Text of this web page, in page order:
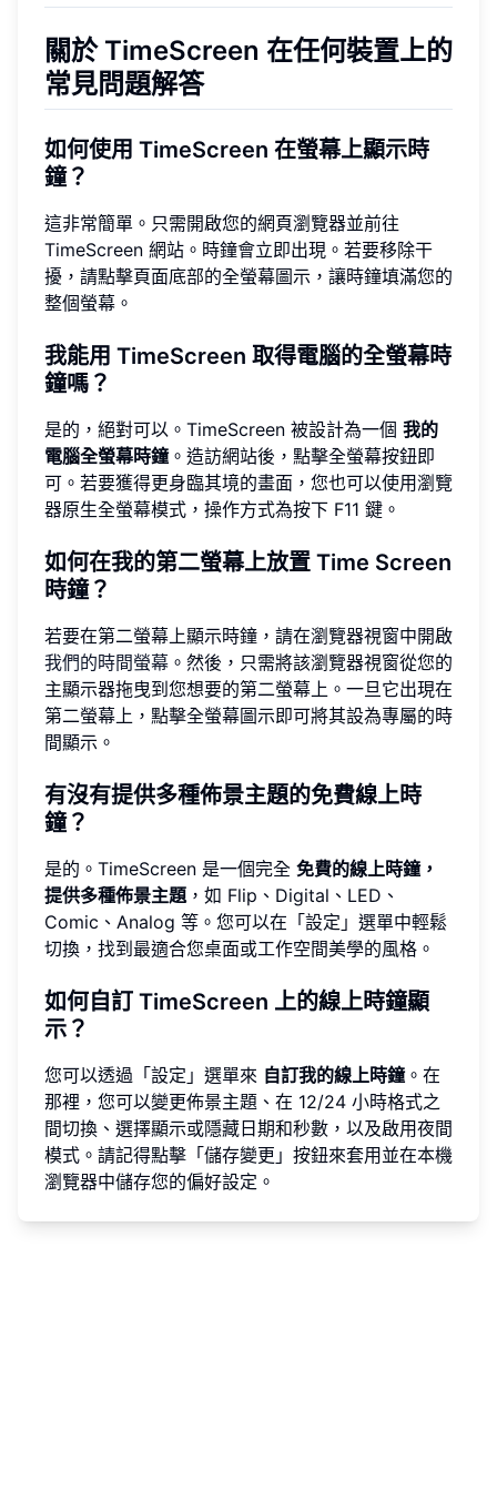
關於 TimeScreen 在任何裝置上的
常見問題解答
如何使用 TimeScreen 在螢幕上顯示時
鐘？
這非常簡單。只需開啟您的網頁瀏覽器並前往
TimeScreen 網站。時鐘會立即出現。若要移除干
擾，請點擊頁面底部的全螢幕圖示，讓時鐘填滿您的
整個螢幕。
我能用 TimeScreen 取得電腦的全螢幕時
鐘嗎？
是的，絕對可以。TimeScreen 被設計為一個 我的
電腦全螢幕時鐘。造訪網站後，點擊全螢幕按鈕即
可。若要獲得更身臨其境的畫面，您也可以使用瀏覽
器原生全螢幕模式，操作方式為按下 F11 鍵。
如何在我的第二螢幕上放置 Time Screen
時鐘？
若要在第二螢幕上顯示時鐘，請在瀏覽器視窗中開啟
我們的時間螢幕 。然後，只需將該瀏覽器視窗從您的
主顯示器拖曳到您想要的第二螢幕上。一旦它出現在
第二螢幕上，點擊全螢幕圖示即可將其設為專屬的時
間顯示。
有沒有提供多種佈景主題的免費線上時
鐘？
是的。TimeScreen 是一個完全 免費的線上時鐘，
提供多種佈景主題，如 Flip、Digital、LED、
Comic、Analog 等。您可以在「設定」選單中輕鬆
切換，找到最適合您桌面或工作空間美學的風格。
如何自訂 TimeScreen 上的線上時鐘顯
示？
您可以透過「設定」選單來 自訂我的線上時鐘。在
那裡，您可以變更佈景主題、在 12/24 小時格式之
間切換、選擇顯示或隱藏日期和秒數，以及啟用夜間
模式。請記得點擊「儲存變更」按鈕來套用並在本機
瀏覽器中儲存您的偏好設定。